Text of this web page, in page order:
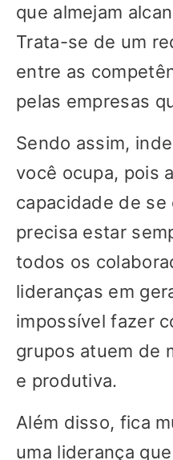
que almejam
Trata-se de um
entre as
pelas empresas
Sendo assim,
você ocupa, pois
capacidade de se
precisa estar
todos os
lideranças em
impossível fazer
grupos atuem de
e produtiva.
Além disso, fica
uma liderança